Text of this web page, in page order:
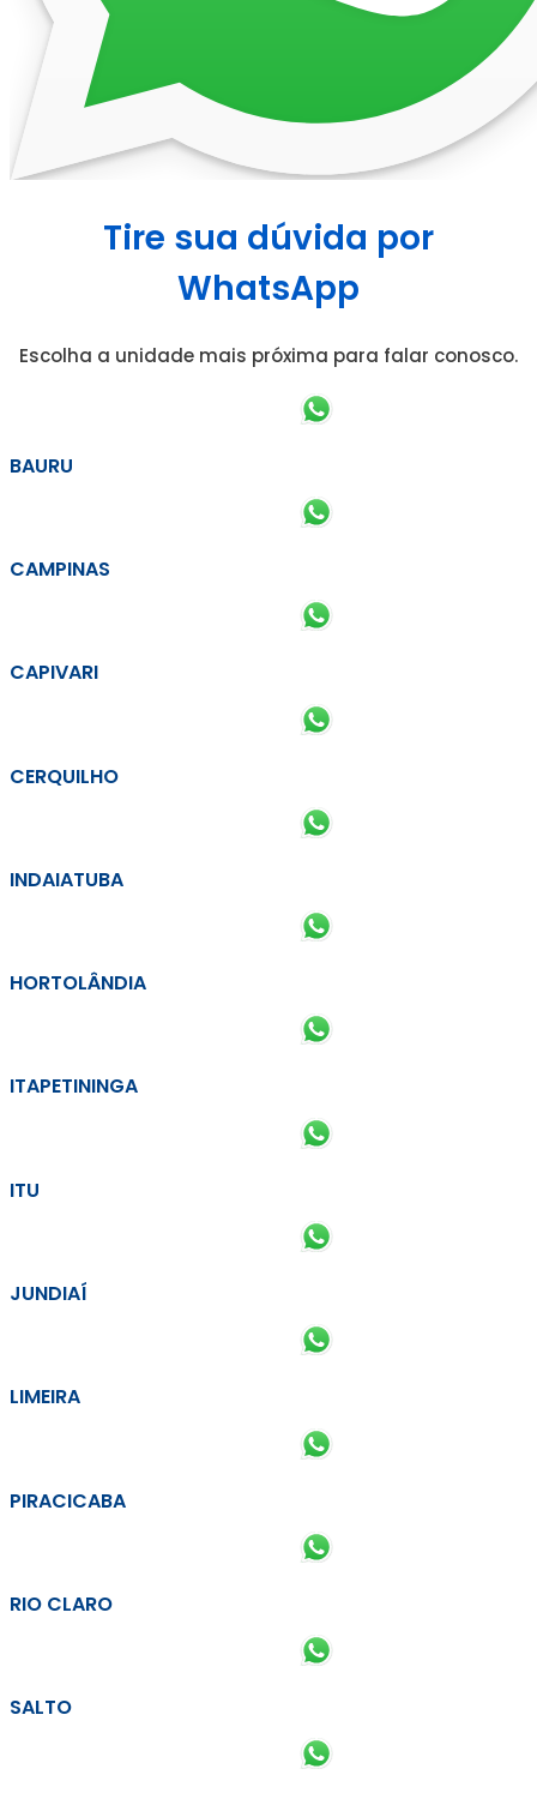
Tire sua dúvida por
WhatsApp
Escolha a unidade mais próxima para falar conosco.
BAURU
CAMPINAS
CAPIVARI
CERQUILHO
INDAIATUBA
HORTOLÂNDIA
ITAPETININGA
ITU
JUNDIAÍ
LIMEIRA
PIRACICABA
RIO CLARO
SALTO